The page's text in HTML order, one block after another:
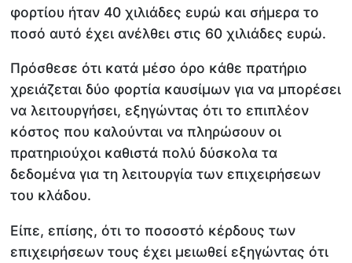
φορτίου ήταν 40 χιλιάδες ευρώ και σήμερα το
ποσό αυτό έχει ανέλθει στις 60 χιλιάδες ευρώ.
Πρόσθεσε ότι κατά μέσο όρο κάθε πρατήριο
χρειάζεται δύο φορτία καυσίμων για να μπορέσει
να λειτουργήσει, εξηγώντας ότι το επιπλέον
κόστος που καλούνται να πληρώσουν οι
πρατηριούχοι καθιστά πολύ δύσκολα τα
δεδομένα για τη λειτουργία των επιχειρήσεων
του κλάδου.
Είπε, επίσης, ότι το ποσοστό κέρδους των
επιχειρήσεων τους έχει μειωθεί εξηγώντας ότι